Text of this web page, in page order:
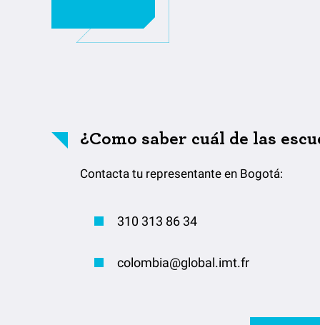
¿Como saber cuál de las
Contacta tu representante en Bogotá:
310 313 86 34
colombia@global.imt.fr